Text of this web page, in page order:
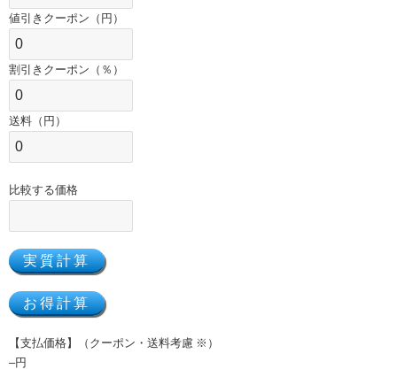
値引きクーポン（円）
割引きクーポン（％）
送料（円）
比較する価格
【支払価格】（クーポン・送料考慮 ※）
–円